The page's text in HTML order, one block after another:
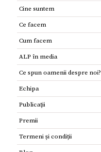
Cine suntem
Ce facem
Cum facem
ALP în media
Ce spun oamenii despre noi?
Echipa
Publicaţii
Premii
Termeni și condiții